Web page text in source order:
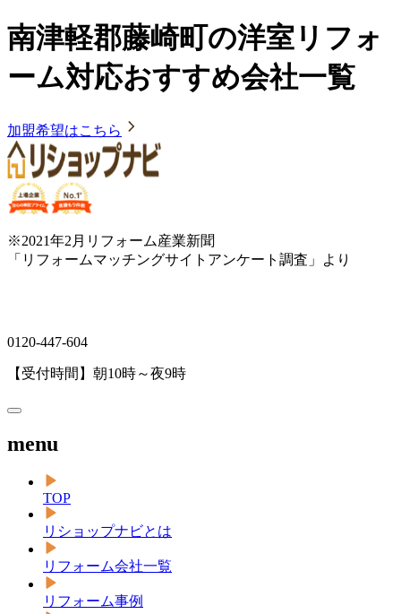
南津軽郡藤崎町の洋室リフォ
ーム対応おすすめ会社一覧
加盟希望はこちら
※2021年2月リフォーム産業新聞
「リフォームマッチングサイトアンケート調査」より
0120-447-604
【受付時間】朝10時～夜9時
menu
TOP
リショップナビとは
リフォーム会社一覧
リフォーム事例